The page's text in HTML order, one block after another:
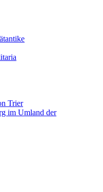
Trier
im Umland der